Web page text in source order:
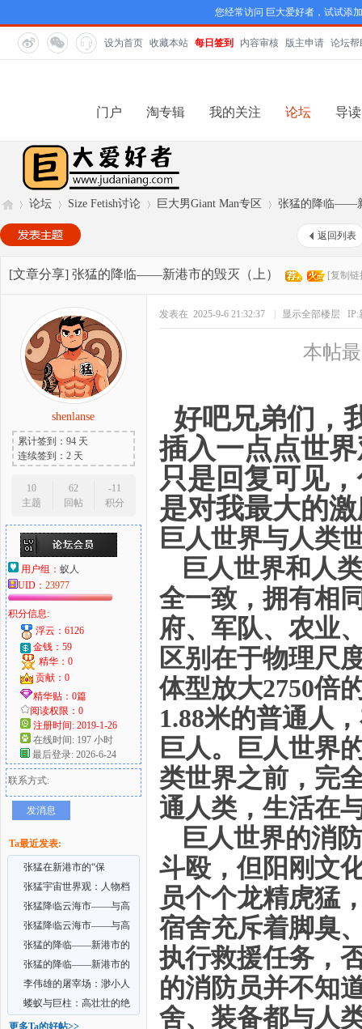
您经常访问 巨大爱好者，试试添
设为首页 收藏本站 每日签到 内容审核 版主申请 论坛帮
门户 淘专辑 我的关注 论坛 导读
巨
爱
好
»
论坛
›
Size Fetish讨论
›
巨大男Giant Man专区
›
张猛的降临——
返回列表
[文章分享] 张猛的降临——新港市的毁灭（上） [复制
shenlanse
累计签到：94 天
连续签到：2 天
10
主题
62
回帖
-11
积分
用户组： 蚁人
UID： 23977
积分信息:
浮云：6126
金钱：59
精华：0
贡献：0
精华贴：0篇
阅读权限：0
注册时间: 2019-1-26
在线时间: 197 小时
最后登录: 2026-6-24
联系方式:
发消息
Ta最近发表:
张猛在新港市的“保
养”（粗口施虐版）（上
张猛宇宙世界观：人物档
案<张猛>
张猛降临云海市——与高
壮壮的相遇(中）
张猛降临云海市——与高
壮壮的相遇(上）
张猛的降临——新港市的
毁灭（下）
张猛的降临——新港市的
毁灭（中）
李伟雄的屠宰场：渺小人
类的末路
蝼蚁与巨柱：高壮壮的绝
境求生
更多Ta的好帖>>
发表在 2025-9-6 21:32:37 显示全部楼层
本帖
好吧兄弟们，
插入一点点世
只是回复可见
是对我最大的
巨人世界与人类
巨人世界和人
全一致，拥有相
府、军队、农业
区别在于物理尺
体型放大2750倍
1.88米的普通人
巨人。巨人世界
类世界之前，完
通人类，生活在
巨人世界的消
斗殴，但阳刚文
员个个龙精虎猛
宿舍充斥着脚臭
执行救援任务，
的消防员并不知
舍、装备都与人